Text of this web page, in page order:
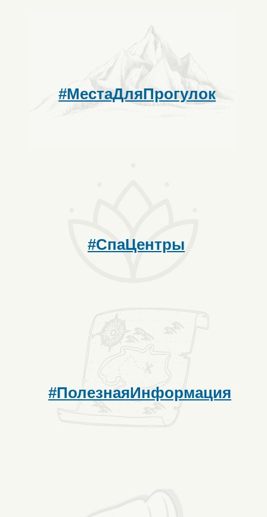
#МестаДляПрогулок
#СпаЦентры
#ПолезнаяИнформация